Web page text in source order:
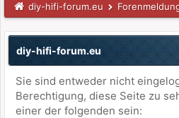
diy-hifi-forum.eu
diy-hifi-forum.eu
Sie sind entweder nicht
Berechtigung, diese Seite zu
einer der folgenden sein: